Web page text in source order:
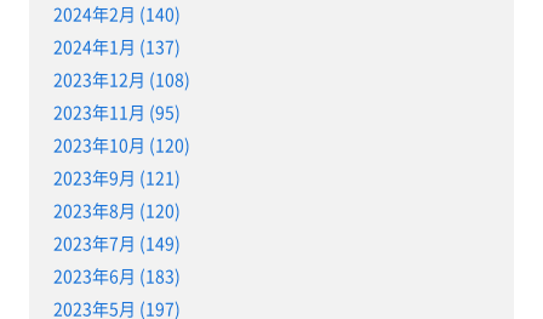
2024年2月 (140)
2024年1月 (137)
2023年12月 (108)
2023年11月 (95)
2023年10月 (120)
2023年9月 (121)
2023年8月 (120)
2023年7月 (149)
2023年6月 (183)
2023年5月 (197)